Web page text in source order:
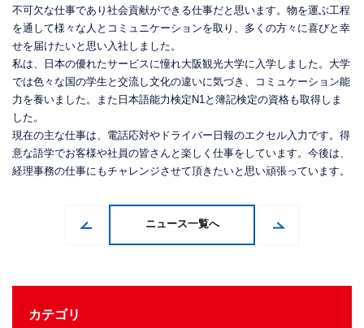
不可欠な仕事であり社会貢献ができる仕事だと思います。物を運ぶ工程
を通して様々な人とコミュニケーションを取り、多くの方々に喜びと幸
せを届けたいと思い入社しました。
私は、日本の優れたサービスに憧れ大阪観光大学に入学しました。大学
では色々な国の学生と交流し文化の違いに気づき、コミュケーション能
力を養いました。また日本語能力検定N1と簿記検定の資格も取得しま
した。
現在の主な仕事は、電話応対やドライバー日報のエクセル入力です。得
意な語学でお客様や社員の皆さんと楽しく仕事をしています。今後は、
経理事務の仕事にもチャレンジさせて頂きたいと思い頑張っています。
ニュース一覧へ
カテゴリ